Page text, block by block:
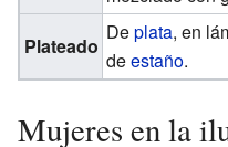
Plateado
Deplata, en
deestaño.
Mujeres en la